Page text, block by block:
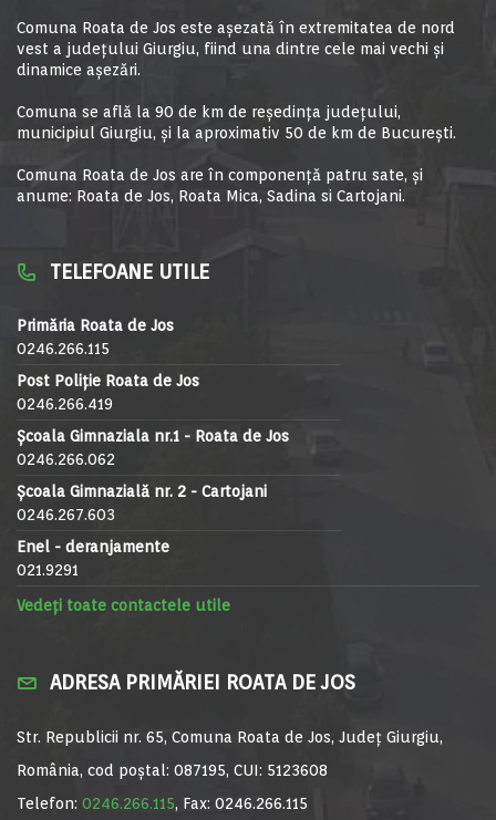
Comuna Roata de Jos este aşezată în extremitatea de nord
vest a judeţului Giurgiu, fiind una dintre cele mai vechi şi
dinamice aşezări.
Comuna se află la 90 de km de reşedinţa judeţului,
municipiul Giurgiu, şi la aproximativ 50 de km de Bucureşti.
Comuna Roata de Jos are în componență patru sate, și
anume: Roata de Jos, Roata Mica, Sadina si Cartojani.
TELEFOANE UTILE
Primăria Roata de Jos
0246.266.115
Post Poliție Roata de Jos
0246.266.419
Școala Gimnaziala nr.1 - Roata de Jos
0246.266.062
Școala Gimnazială nr. 2 - Cartojani
0246.267.603
Enel - deranjamente
021.9291
Vedeți toate contactele utile
ADRESA PRIMĂRIEI ROATA DE JOS
Str. Republicii nr. 65, Comuna Roata de Jos, Județ Giurgiu,
România, cod poștal: 087195, CUI: 5123608
Telefon: 0246.266.115, Fax: 0246.266.115